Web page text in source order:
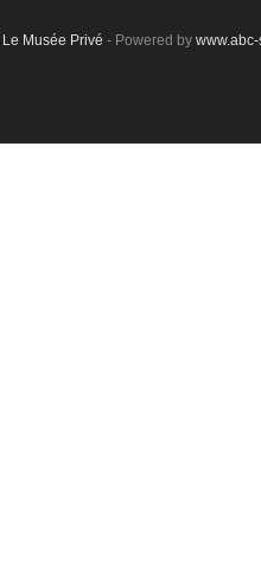
Le Musée Privé - Powered by